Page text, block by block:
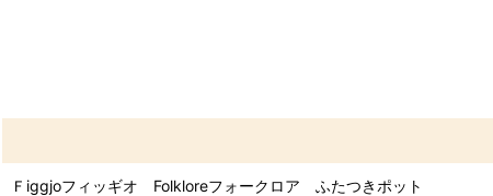
Ｆiggjoフィッギオ Folkloreフォークロア ふたつきポット